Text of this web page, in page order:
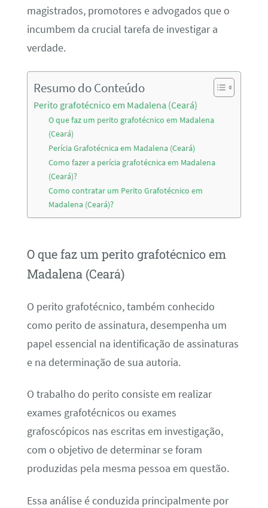
magistrados, promotores e advogados que o
incumbem da crucial tarefa de investigar a
verdade.
Resumo do Conteúdo
Perito grafotécnico em Madalena (Ceará)
O que faz um perito grafotécnico em Madalena
(Ceará)
Perícia Grafotécnica em Madalena (Ceará)
Como fazer a perícia grafotécnica em Madalena
(Ceará)?
Como contratar um Perito Grafotécnico em
Madalena (Ceará)?
O que faz um perito grafotécnico em
Madalena (Ceará)
O perito grafotécnico, também conhecido
como perito de assinatura, desempenha um
papel essencial na identificação de assinaturas
e na determinação de sua autoria.
O trabalho do perito consiste em realizar
exames grafotécnicos ou exames
grafoscópicos nas escritas em investigação,
com o objetivo de determinar se foram
produzidas pela mesma pessoa em questão.
Essa análise é conduzida principalmente por